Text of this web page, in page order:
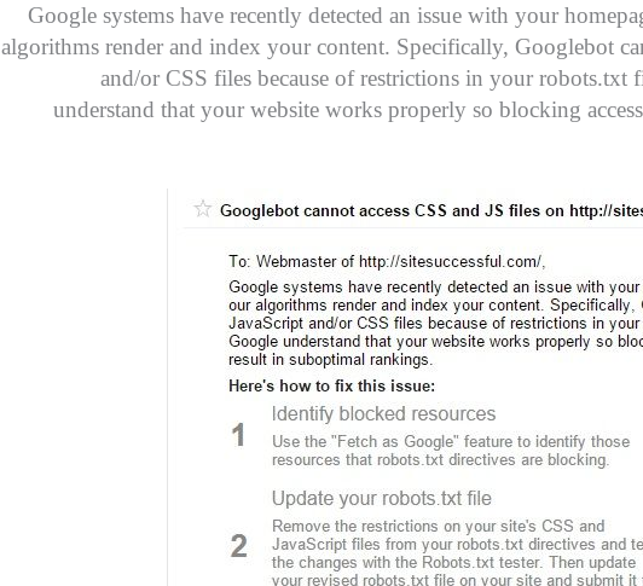
Google systems have recently detected an issue with your
algorithms render and index your content. Specifically, Googlebot
and/or CSS files because of restrictions in your robots.txt
understand that your website works properly so blocking access